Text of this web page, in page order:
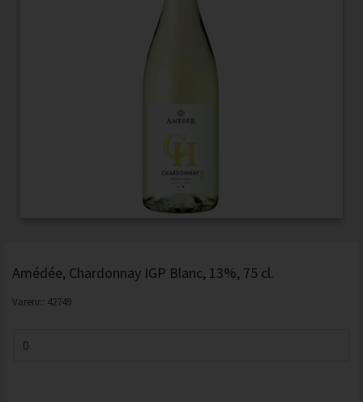
Amédée, Chardonnay IGP Blanc, 13%, 75 cl.
Varenr.: 42749